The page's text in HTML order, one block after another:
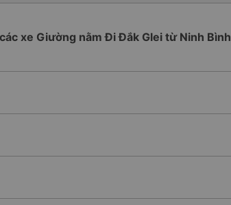
xe Giường nằm Đi Đắk Glei từ Ninh Bình